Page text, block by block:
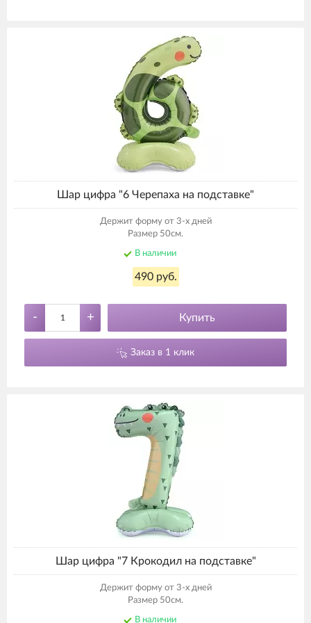
Шар цифра "6 Черепаха на подставке"
Держит форму от 3-х дней
Размер 50см.
В наличии
490 руб.
- + Купить
Заказ в 1 клик
Шар цифра "7 Крокодил на подставке"
Держит форму от 3-х дней
Размер 50см.
В наличии